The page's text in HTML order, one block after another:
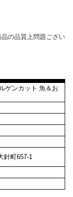
の品質上問題ござい
ゲンカット 魚＆お
針町657-1